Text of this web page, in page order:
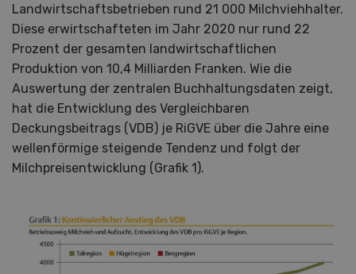
Landwirtschaftsbetrieben rund 21 000 Milchviehhalter.
Diese erwirtschafteten im Jahr 2020 nur rund 22
Prozent der gesamten landwirtschaftlichen
Produktion von 10,4 Milliarden Franken. Wie die
Auswertung der zentralen Buchhaltungsdaten zeigt,
hat die Entwicklung des Vergleichbaren
Deckungsbeitrags (VDB) je RiGVE über die Jahre eine
wellenförmige steigende Tendenz und folgt der
Milchpreisentwicklung (Grafik 1).